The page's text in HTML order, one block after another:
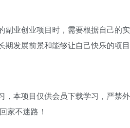
副业创业项目时，需要根据自己的
期发展前景和能够让自己快乐的项
，本项目仅供会员下载学习，严禁
家不迷路！